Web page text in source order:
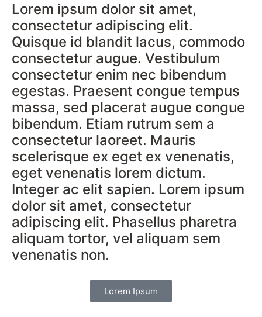
Lorem ipsum dolor sit amet,
consectetur adipiscing elit.
Quisque id blandit lacus, commodo
consectetur augue. Vestibulum
consectetur enim nec bibendum
egestas. Praesent congue tempus
massa, sed placerat augue congue
bibendum. Etiam rutrum sem a
consectetur laoreet. Mauris
scelerisque ex eget ex venenatis,
eget venenatis lorem dictum.
Integer ac elit sapien. Lorem ipsum
dolor sit amet, consectetur
adipiscing elit. Phasellus pharetra
aliquam tortor, vel aliquam sem
venenatis non.
Lorem Ipsum